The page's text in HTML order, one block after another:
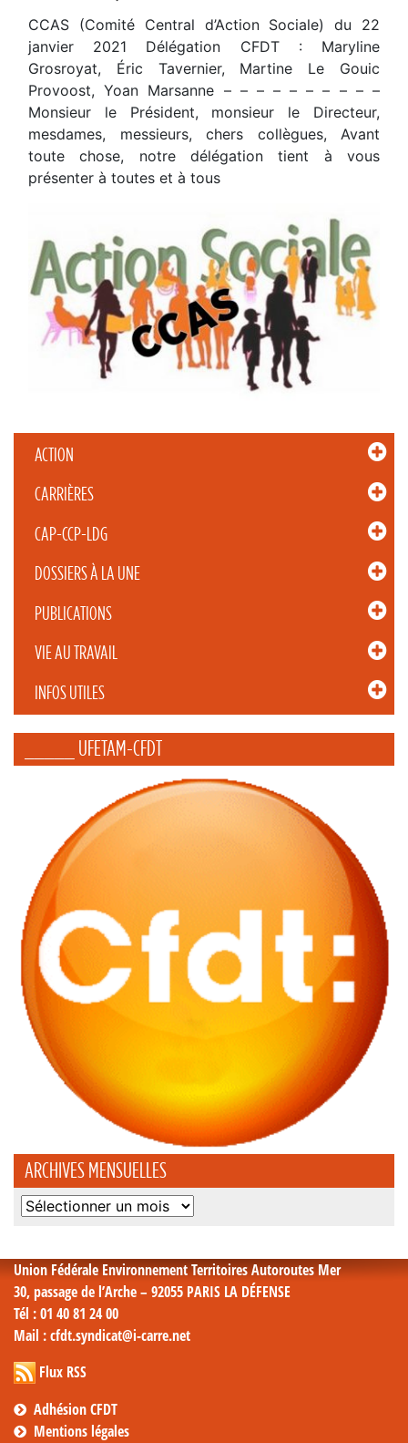
ACTION
CARRIÈRES
CAP-CCP-LDG
DOSSIERS À LA UNE
PUBLICATIONS
VIE AU TRAVAIL
INFOS UTILES
_____ UFETAM-CFDT
ARCHIVES MENSUELLES
Archives
CCAS (Comité Central d’Action Sociale) du 22
janvier 2021 Délégation CFDT : Maryline
Grosroyat, Éric Tavernier, Martine Le Gouic
Provoost, Yoan Marsanne – – – – – – – – – –
Monsieur le Président, monsieur le Directeur,
mesdames, messieurs, chers collègues, Avant
toute chose, notre délégation tient à vous
présenter à toutes et à tous
Union Fédérale Environnement Territoires Autoroutes Mer
30, passage de l’Arche – 92055 PARIS LA DÉFENSE
Tél : 01 40 81 24 00
Mail : cfdt.syndicat@i-carre.net
Flux RSS
Adhésion CFDT
Mentions légales